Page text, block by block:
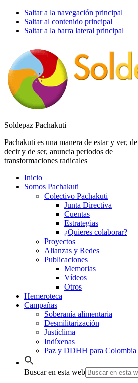
Saltar a la navegación principal
Saltar al contenido principal
Saltar a la barra lateral principal
Soldepaz Pachakuti
Pachakuti es una manera de estar y ver, de
decir y de ser, anuncia periodos de
transformaciones radicales
Inicio
Somos Pachakuti
Colectivo Pachakuti
Junta Directiva
Cuentas
Estrategias
¿Quieres colaborar?
Proyectos
Alianzas y Redes
Publicaciones
Memorias
Vídeos
Otros
Hemeroteca
Campañas
Soberanía alimentaria
Desmilitarización
Justiclima
Indíxenas
Paz y DDHH para Colombia
Buscar en esta web